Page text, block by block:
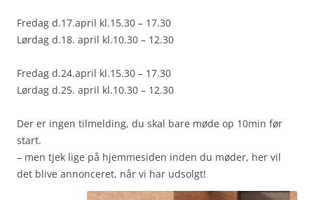
Fredag d.17.april kl.15.30 – 17.30
Lørdag d.18. april kl.10.30 – 12.30
Fredag d.24.april kl.15.30 – 17.30
Lørdag d.25. april kl.10.30 – 12.30
Der er ingen tilmelding, du skal bare møde op 10min før
start.
– men tjek lige på hjemmesiden inden du møder, her vil
det blive annonceret, når vi har udsolgt!